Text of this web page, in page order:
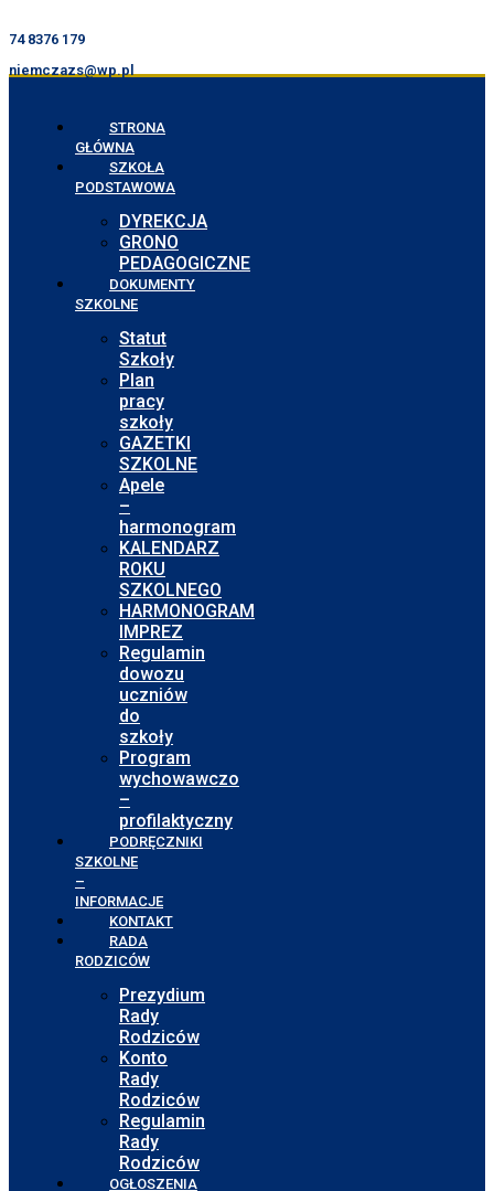
74 8376 179
niemczazs@wp.pl
STRONA
GŁÓWNA
SZKOŁA
PODSTAWOWA
DYREKCJA
GRONO
PEDAGOGICZNE
DOKUMENTY
SZKOLNE
Statut
Szkoły
Plan
pracy
szkoły
GAZETKI
SZKOLNE
Apele
–
harmonogram
KALENDARZ
ROKU
SZKOLNEGO
HARMONOGRAM
IMPREZ
Regulamin
dowozu
uczniów
do
szkoły
Program
wychowawczo
–
profilaktyczny
PODRĘCZNIKI
SZKOLNE
–
INFORMACJE
KONTAKT
RADA
RODZICÓW
Prezydium
Rady
Rodziców
Konto
Rady
Rodziców
Regulamin
Rady
Rodziców
OGŁOSZENIA